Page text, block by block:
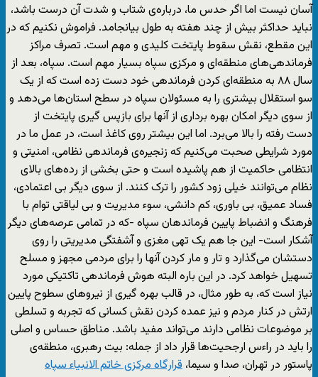
آسان نیست اما اگر حدس ما، درباره‌ی شتاب و شدت آن درست باشد،
نباید حداکثر بیش از چند هفته به طول بیانجامد. فراموش نکنیم که در
این مقطع، نقش سقوط پایتخت کلیدی و مهم است. تصرف مراکز
فرماندهی‌های منطقه‌ای و مرکزی سپاه بسیار مهم است. سپاه، بعد از
سال ۸۸ به منطقه‌ای کردن فرماندهی خود دست زده است که از یک
سو استقلال بیشتری را به مسئولان سپاه در سطح استان‌ها می‌دهد و
از سوی دیگر امکان بهره برداری از آنها برای بازپس گیری پایتخت از
دست رفته را بالا می‌برد. اما این بیشتر روی کاغذ است، در عمل ما در
مورد شرایطی صحبت می‌کنیم که زنجیره‌ی فرماندهی نظامی، امنیتی و
انتظامی حاکمیت از هم پاشیده است و حتی بخشی از رده‌های بالای
نظام می‌توانند خیلی زود کشور را ترک کنند. از سوی دیگر بی اعتمادی،
فساد عمیق، بی باوری، کم دانشی، سوء مدیریت و بی لیاقتی توام با
فرهنگ و انضباط پایین فرماندهان سپاه -که در تمامی عرصه‌های دیگر
آشکار است- این جا هم یک تهی مغزی و آشفتگی مدیریتی را روی
دستشان می‌گذارد و تار و مار کردن آنها را برای مردمی مجهز و مسلح
تسهیل خواهد کرد. در این باره البته هوش فرماندهی تاکتیکی مورد
نیاز است که، به طور مثال، در قالب بهره گیری از نیروهای سطوح پایین
ارتش در کنار مردم و نیز عمده کردن نقش کسانی که تجربه و تسلطی
بر موضوعات نظامی دارند می‌تواند مفید باشد. مناطق حساس و اصلی
را باید در راءس ارجحیت‌ها قرار داد از جمله: بیت رهبری، منطقه‌ی
پاستور در تهران، صدا و سیما، قرارگاه مرکزی خاتم الانبیاء سپاه